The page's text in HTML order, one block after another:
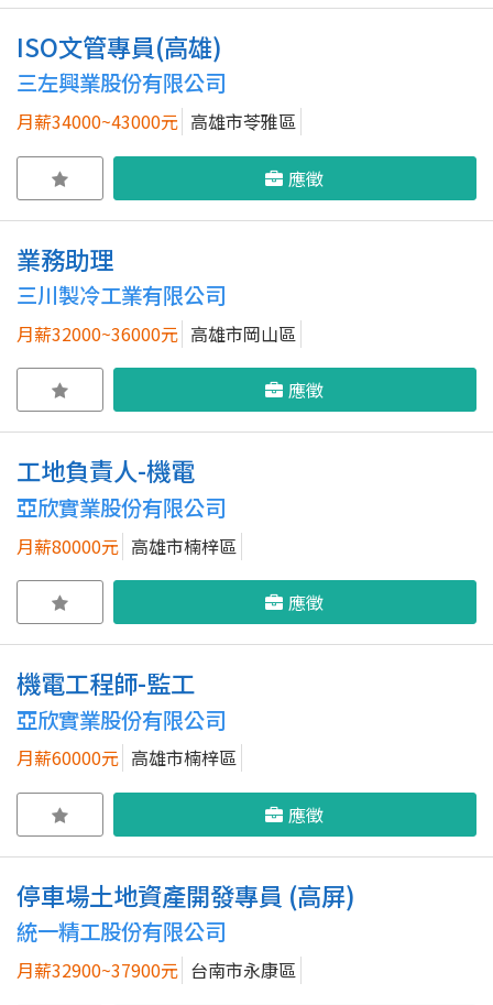
ISO文管專員(高雄)
三左興業股份有限公司
月薪34000~43000元 高雄市苓雅區
應徵
業務助理
三川製冷工業有限公司
月薪32000~36000元 高雄市岡山區
應徵
工地負責人-機電
亞欣實業股份有限公司
月薪80000元 高雄市楠梓區
應徵
機電工程師-監工
亞欣實業股份有限公司
月薪60000元 高雄市楠梓區
應徵
停車場土地資產開發專員 (高屏)
統一精工股份有限公司
月薪32900~37900元 台南市永康區